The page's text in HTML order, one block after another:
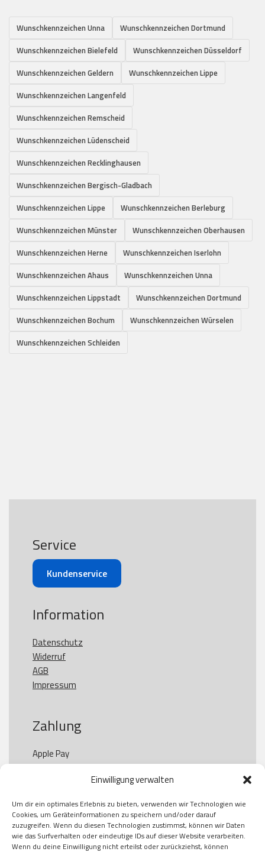
Einwilligung verwalten
Um dir ein optimales Erlebnis zu bieten, verwenden wir Technologien wie
Cookies, um Geräteinformationen zu speichern und/oder darauf
zuzugreifen. Wenn du diesen Technologien zustimmst, können wir Daten
wie das Surfverhalten oder eindeutige IDs auf dieser Website verarbeiten.
Wenn du deine Einwilligung nicht erteilst oder zurückziehst, können
Wunschkennzeichen Unna
Wunschkennzeichen Dortmund
Wunschkennzeichen Bielefeld
Wunschkennzeichen Düsseldorf
Wunschkennzeichen Geldern
Wunschkennzeichen Lippe
Wunschkennzeichen Langenfeld
Wunschkennzeichen Remscheid
Wunschkennzeichen Lüdenscheid
Wunschkennzeichen Recklinghausen
Wunschkennzeichen Bergisch-Gladbach
Wunschkennzeichen Lippe
Wunschkennzeichen Berleburg
Wunschkennzeichen Münster
Wunschkennzeichen Oberhausen
Wunschkennzeichen Herne
Wunschkennzeichen Iserlohn
Wunschkennzeichen Ahaus
Wunschkennzeichen Unna
Wunschkennzeichen Lippstadt
Wunschkennzeichen Dortmund
Wunschkennzeichen Bochum
Wunschkennzeichen Würselen
Wunschkennzeichen Schleiden
Service
Kundenservice
Information
Datenschutz
Widerruf
AGB
Impressum
Zahlung
Apple Pay
Paypal
Kauf auf Rechung
Klarna
American Express